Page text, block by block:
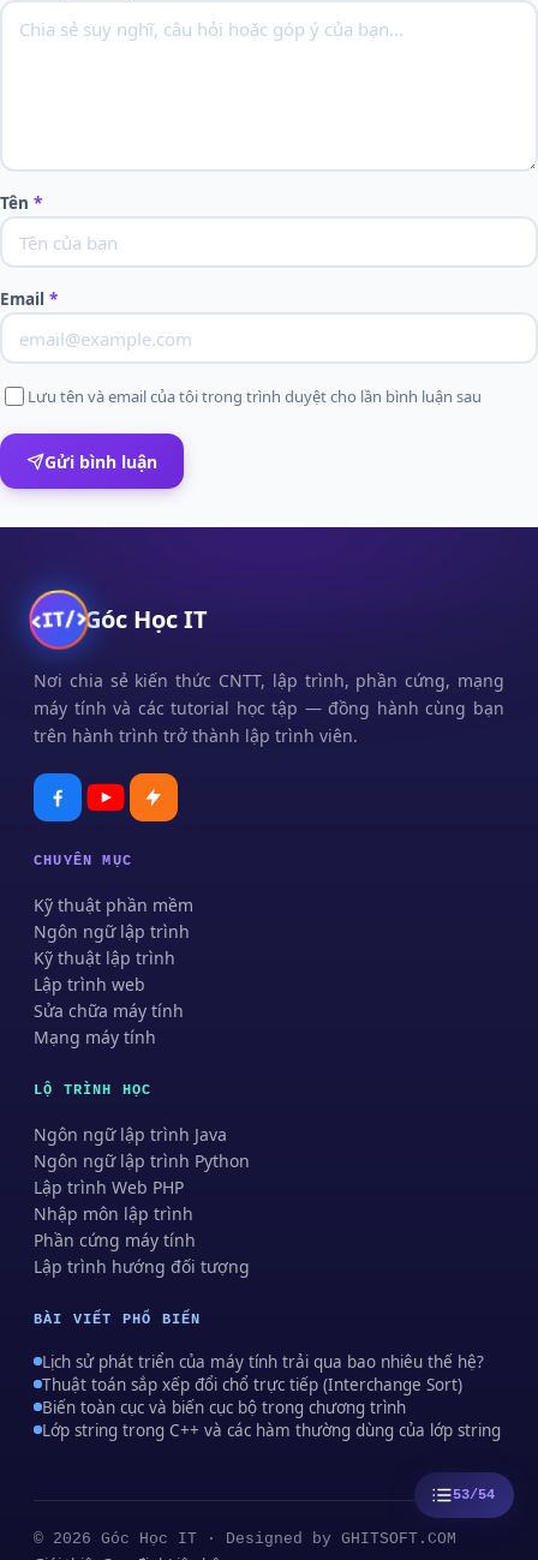
Tên *
Email *
Lưu tên và email của tôi trong trình duyệt cho lần bình luận sau
Gửi bình luận
Góc Học IT
Nơi chia sẻ kiến thức CNTT, lập trình, phần cứng, mạng
máy tính và các tutorial học tập — đồng hành cùng bạn
trên hành trình trở thành lập trình viên.
CHUYÊN MỤC
Kỹ thuật phần mềm
Ngôn ngữ lập trình
Kỹ thuật lập trình
Lập trình web
Sửa chữa máy tính
Mạng máy tính
LỘ TRÌNH HỌC
Ngôn ngữ lập trình Java
Ngôn ngữ lập trình Python
Lập trình Web PHP
Nhập môn lập trình
Phần cứng máy tính
Lập trình hướng đối tượng
BÀI VIẾT PHỔ BIẾN
Lịch sử phát triển của máy tính trải qua bao nhiêu thế hệ?
Thuật toán sắp xếp đổi chổ trực tiếp (Interchange Sort)
Biến toàn cục và biến cục bộ trong chương trình
Lớp string trong C++ và các hàm thường dùng của lớp string
© 2026 Góc Học IT · Designed by GHITSOFT.COM
53/54